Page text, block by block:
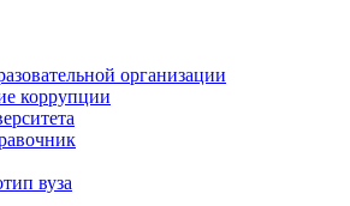
организации
коррупции
вуза